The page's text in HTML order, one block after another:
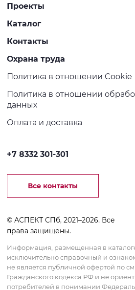
Проекты
Каталог
Контакты
Охрана труда
Политика в отношении Cookie
Политика в отношении
данных
Оплата и доставка
+7 8332 301-301
Все контакты
© АСПЕКТ СПб, 2021–2026. Все
права защищены.
Информация, размещенная в
исключительно справочный и
не является публичной офертой по
Гражданского кодекса РФ и не
потребителей в понимании